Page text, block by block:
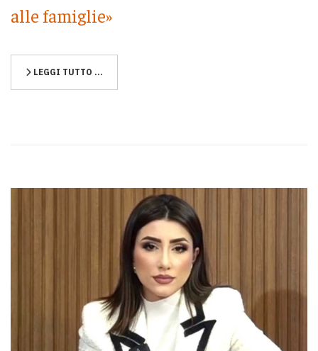
alle famiglie»
LEGGI TUTTO …